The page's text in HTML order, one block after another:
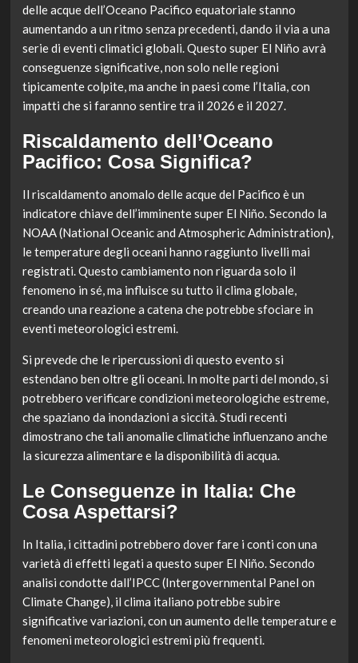
delle acque dell’Oceano Pacifico equatoriale stanno
aumentando a un ritmo senza precedenti, dando il via a una
serie di eventi climatici globali. Questo super El Niño avrà
conseguenze significative, non solo nelle regioni
tipicamente colpite, ma anche in paesi come l’Italia, con
impatti che si faranno sentire tra il 2026 e il 2027.
Riscaldamento dell’Oceano
Pacifico: Cosa Significa?
Il riscaldamento anomalo delle acque del Pacifico è un
indicatore chiave dell’imminente super El Niño. Secondo la
NOAA (National Oceanic and Atmospheric Administration),
le temperature degli oceani hanno raggiunto livelli mai
registrati. Questo cambiamento non riguarda solo il
fenomeno in sé, ma influisce su tutto il clima globale,
creando una reazione a catena che potrebbe sfociare in
eventi meteorologici estremi.
Si prevede che le ripercussioni di questo evento si
estendano ben oltre gli oceani. In molte parti del mondo, si
potrebbero verificare condizioni meteorologiche estreme,
che spaziano da inondazioni a siccità. Studi recenti
dimostrano che tali anomalie climatiche influenzano anche
la sicurezza alimentare e la disponibilità di acqua.
Le Conseguenze in Italia: Che
Cosa Aspettarsi?
In Italia, i cittadini potrebbero dover fare i conti con una
varietà di effetti legati a questo super El Niño. Secondo
analisi condotte dall’IPCC (Intergovernmental Panel on
Climate Change), il clima italiano potrebbe subire
significative variazioni, con un aumento delle temperature e
fenomeni meteorologici estremi più frequenti.